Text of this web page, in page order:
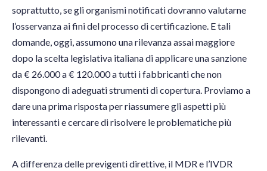
soprattutto, se gli organismi notificati dovranno valutarne
l’osservanza ai fini del processo di certificazione. E tali
domande, oggi, assumono una rilevanza assai maggiore
dopo la scelta legislativa italiana di applicare una sanzione
da € 26.000 a € 120.000 a tutti i fabbricanti che non
dispongono di adeguati strumenti di copertura. Proviamo a
dare una prima risposta per riassumere gli aspetti più
interessanti e cercare di risolvere le problematiche più
rilevanti.
A differenza delle previgenti direttive, il MDR e l’IVDR